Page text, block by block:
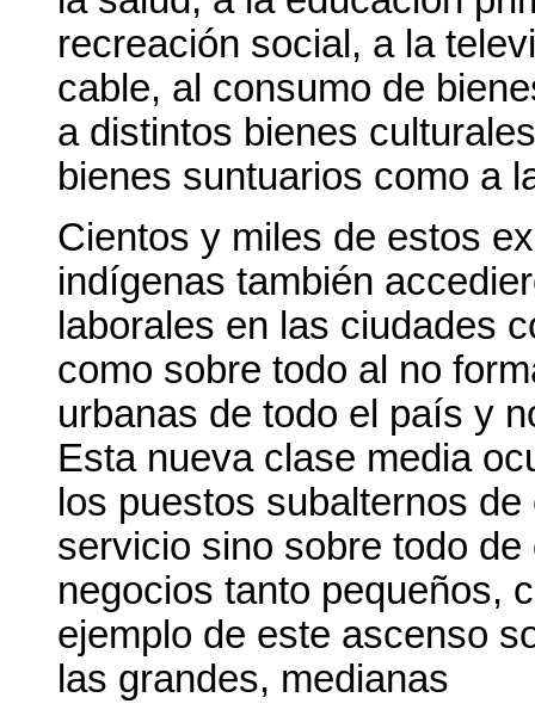
recreación social, a la
cable, al consumo de
a distintos bienes
bienes suntuarios como a
Cientos y miles de estos
indígenas también
laborales en las ciudades
como sobre todo al no
urbanas de todo el país y
Esta nueva clase media
los puestos subalternos
servicio sino sobre todo
negocios tanto pequeños,
ejemplo de este ascenso
las grandes, medianas